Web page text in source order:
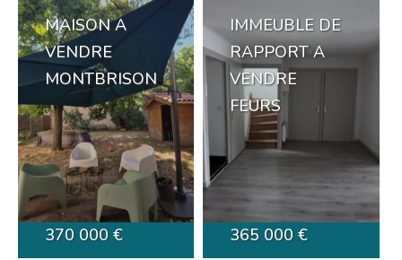
MAISON A
VENDRE
MONTBRISON
370 000 €
IMMEUBLE DE
RAPPORT A
VENDRE
FEURS
365 000 €